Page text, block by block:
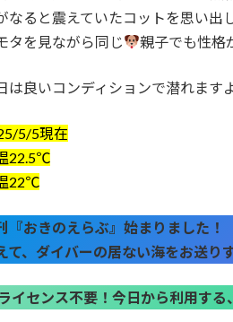
なると震えていたコットを思い出
タを見ながら同じ
親子でも性格
は良いコンディションで潜れます
5/5現在
22.5℃
22℃
『おきのえらぶ』始まりました！
て、ダイバーの居ない海をお送りす
イセンス不要！今日から利用す